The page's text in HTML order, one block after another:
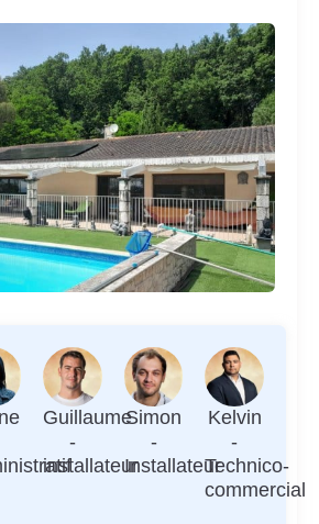
Guillaume
-
installateur
Simon
-
Installateur
Kelvin
-
Technico-
commercial